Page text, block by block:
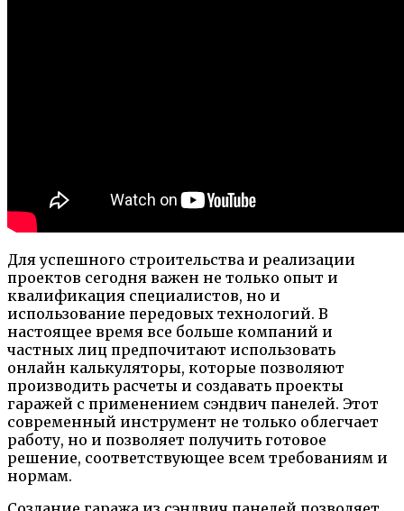
Для успешного строительства и реализации
проектов сегодня важен не только опыт и
квалификация специалистов, но и
использование передовых технологий. В
настоящее время все больше компаний и
частных лиц предпочитают использовать
онлайн калькуляторы, которые позволяют
производить расчеты и создавать проекты
гаражей с применением сэндвич панелей. Этот
современный инструмент не только облегчает
работу, но и позволяет получить готовое
решение, соответствующее всем требованиям и
нормам.